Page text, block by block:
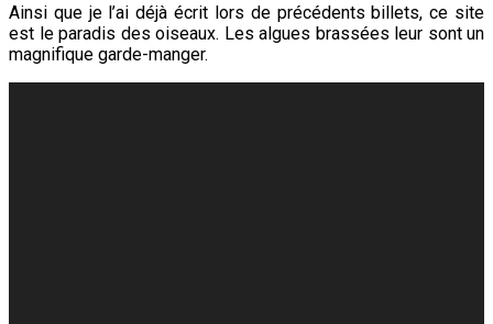
Ainsi que je l’ai déjà écrit lors de précédents billets, ce site
est le paradis des oiseaux. Les algues brassées leur sont un
magnifique garde-manger.